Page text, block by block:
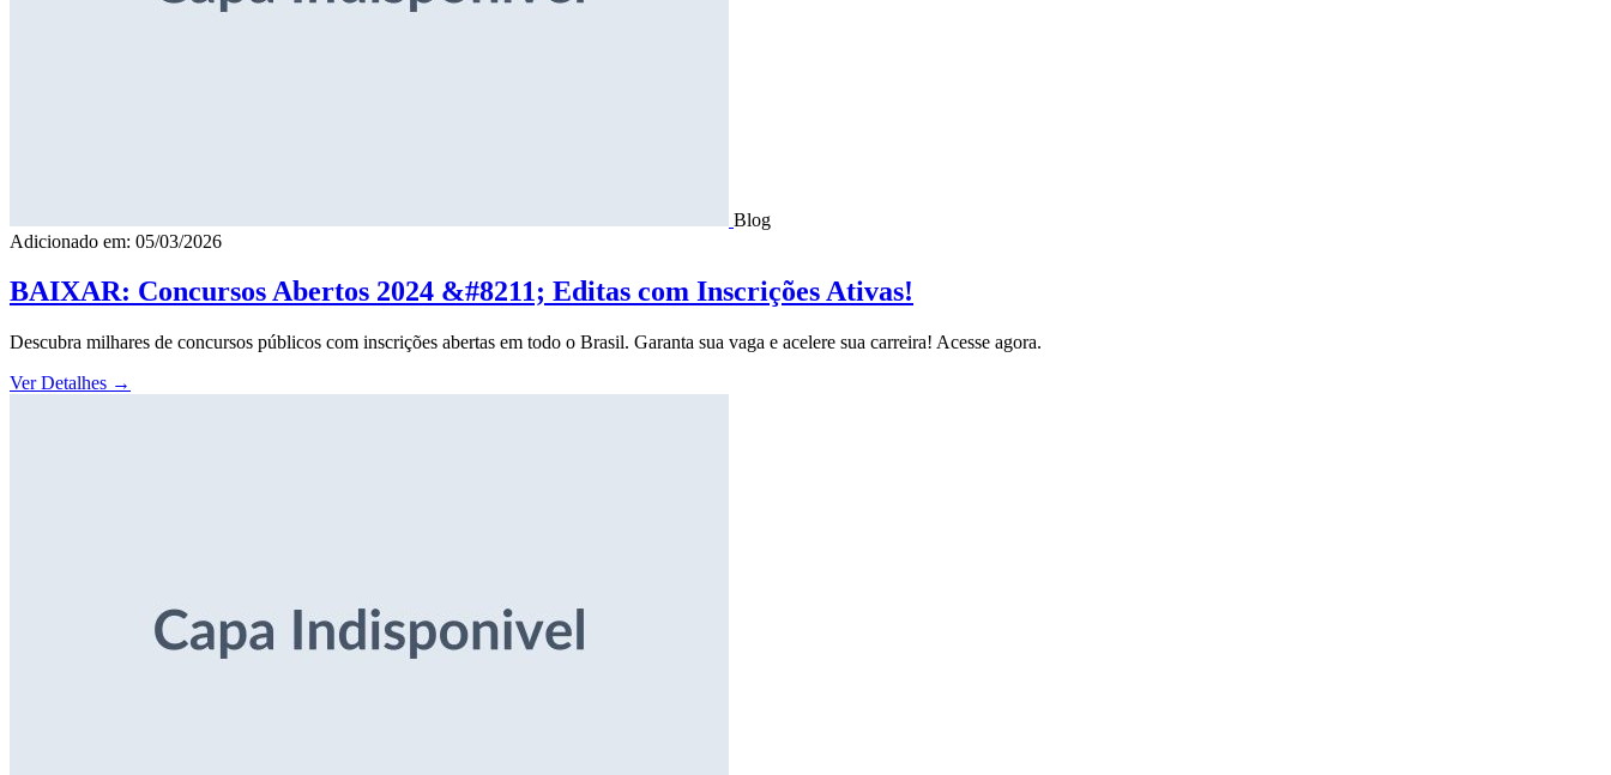
Blog
Adicionado em: 05/03/2026
BAIXAR: Concursos Abertos 2024 &#8211; Editas com Inscrições Ativas!
Descubra milhares de concursos públicos com inscrições abertas em todo o Brasil. Garanta sua vaga e acelere sua carreira! Acesse agora.
Ver Detalhes →